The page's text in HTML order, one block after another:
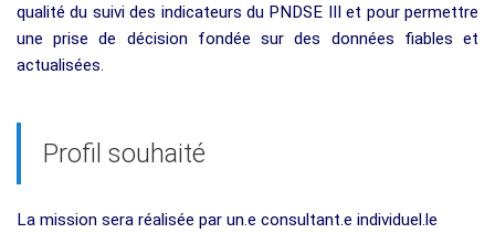
qualité du suivi des indicateurs du PNDSE III et pour permettre
une prise de décision fondée sur des données fiables et
actualisées.
Profil souhaité
La mission sera réalisée par un.e consultant.e individuel.le